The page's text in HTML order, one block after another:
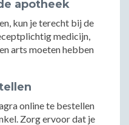
apotheek
kun je terecht bij de
medicijn,
arts moeten hebben
online te bestellen
Zorg ervoor dat je